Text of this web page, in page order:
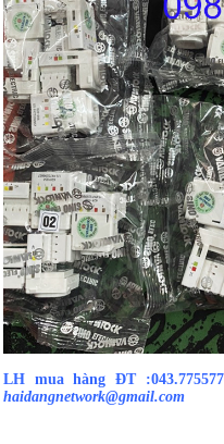
LH mua hàng ĐT
haidangnetwork@gmail.com